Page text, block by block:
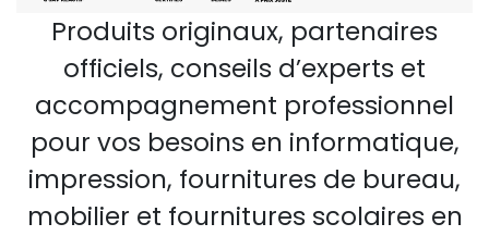
Produits originaux, partenaires
officiels, conseils d’experts et
accompagnement professionnel
pour vos besoins en informatique,
impression, fournitures de bureau,
mobilier et fournitures scolaires en